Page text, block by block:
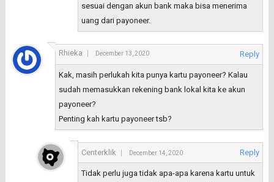
sesuai dengan akun bank maka bisa menerima
uang dari payoneer.
Rhieka December 13, 2020 Reply
Kak, masih perlukah kita punya kartu payoneer? Kalau
sudah memasukkan rekening bank lokal kita ke akun
payoneer?
Penting kah kartu payoneer tsb?
Centerklik December 14, 2020 Reply
Tidak perlu juga tidak apa-apa karena kartu untuk